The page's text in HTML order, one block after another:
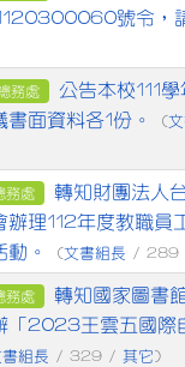
號令，
務處
公告本校111
面資料各1份。
(
務處
轉知財團法人
辦理112年度教職員
動。
(文書組長 / 289
務處
轉知國家圖書
「2023王雲五國際
組長 / 329 / 其它 )